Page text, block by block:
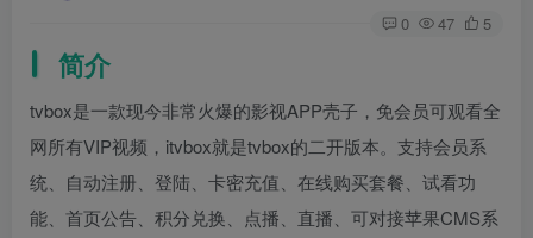
0 47 5
简介
tvbox是一款现今非常火爆的影视APP壳子，免会员可观看全
网所有VIP视频，itvbox就是tvbox的二开版本。支持会员系
统、自动注册、登陆、卡密充值、在线购买套餐、试看功
能、首页公告、积分兑换、点播、直播、可对接苹果CMS系